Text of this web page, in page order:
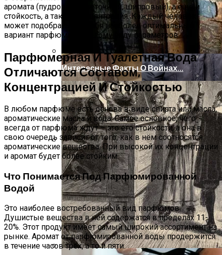
Женская Зимняя Обувь: 5 Стильных
Моделей, За Которыми
Выстраиваются В Очереди
Интересные Факты О Войнах…
аромата (пудровый, цветочный, шипровый), а ещё и
стойкость, а также концентрация. Каждый человек
может подобрать для себя наиболее оптимальный
вариант парфюма по целому ряду параметров.
Парфюмерная И Туалетная Вода
Отличаются Составом,
Концентрацией И Стойкостью
В любом парфюме есть основа в виде спирта или масла,
ароматические масла и вода. Самое основное, чего
всегда от парфюма ждут – это его стойкости, а она в
свою очередь зависит от того, как в нём соотносятся
ароматические вещества. При высокой их концентрации
и аромат будет более стойким.
Что Понимается Под Парфюмированной
Водой
Это наиболее востребованный вид парфюмов.
Душистые вещества в ней содержатся в пределах 11-
20%. Этот продукт имеет самый широкий ассортимент на
рынке. Аромат от парфюмированной воды продержится
в течение часов трёх, а то и пяти.